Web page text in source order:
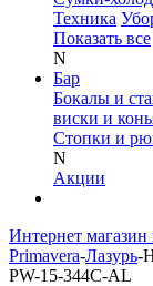
Техника
Показать все
N
Бар
Бокалы и
виски и
Стопки и
N
Акции
Интернет магазин
Primavera-Лазурь-
PW-15-344C-AL